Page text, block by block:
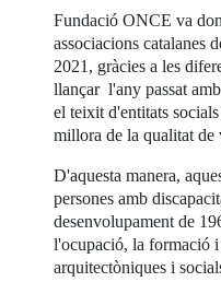
Fundació ONCE va
associacions catalanes
2021, gràcies a les
llançar l'any passat
el teixit d'entitats
millora de la qualitat de
D'aquesta manera,
persones amb
desenvolupament de
l'ocupació, la formació
arquitectòniques i